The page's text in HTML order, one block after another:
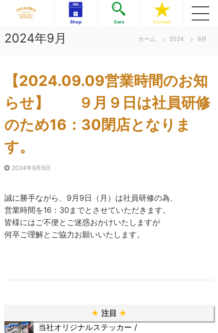
ン
フ
ェ
ロ
イ
ン
ナ
浜
店
フ
ェ
ロ
ー
ー
ナ
ル
Shop Cars Contact
2024年9月 ホーム 2024 9月
【2024.09.09営業時間のお知
らせ】 ９月９日は社員研修
のため16：30閉店となりま
す。
2024年9月6日
誠に勝手ながら、9月9日（月）は社員研修の為、
営業時間を16：30までとさせていただきます。
皆様にはご不便とご迷惑おかけいたしますが
何卒ご理解とご協力お願いいたします。
★ 注目 ★
当社オリジナルステッカー /